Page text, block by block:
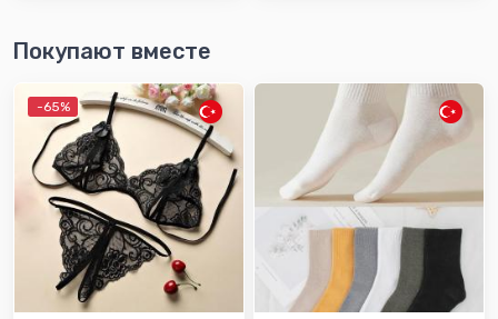
Покупают вместе
-65%